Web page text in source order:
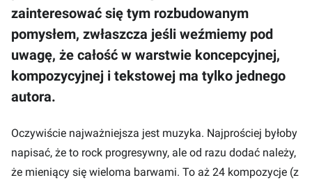
zainteresować się tym rozbudowanym
pomysłem, zwłaszcza jeśli weźmiemy pod
uwagę, że całość w warstwie koncepcyjnej,
kompozycyjnej i tekstowej ma tylko jednego
autora.
Oczywiście najważniejsza jest muzyka. Najprościej byłoby
napisać, że to rock progresywny, ale od razu dodać należy,
że mieniący się wieloma barwami. To aż 24 kompozycje (z